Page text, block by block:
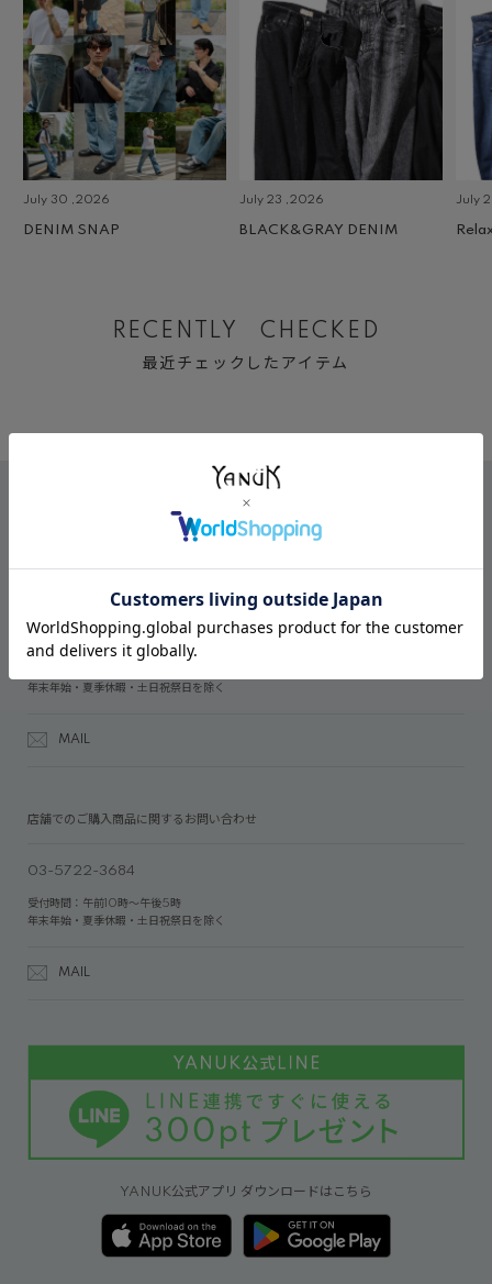
July 30 ,2026
DENIM SNAP
July 23 ,2026
BLACK&GRAY DENIM
July 2
Relax
RECENTLY CHECKED
最近チェックしたアイテム
03-6809-2611
年末年始・夏季休暇・土日祝祭日を除く
MAIL
店舗でのご購入商品に関するお問い合わせ
03-5722-3684
受付時間：午前10時～午後5時
年末年始・夏季休暇・土日祝祭日を除く
MAIL
YANUK公式アプリ ダウンロードはこちら